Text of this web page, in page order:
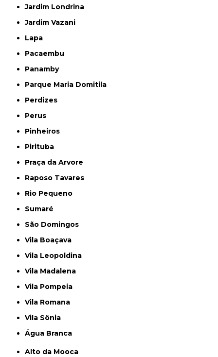
Jardim Londrina
Jardim Vazani
Lapa
Pacaembu
Panamby
Parque Maria Domitila
Perdizes
Perus
Pinheiros
Pirituba
Praça da Arvore
Raposo Tavares
Rio Pequeno
Sumaré
São Domingos
Vila Boaçava
Vila Leopoldina
Vila Madalena
Vila Pompeia
Vila Romana
Vila Sônia
Água Branca
Alto da Mooca